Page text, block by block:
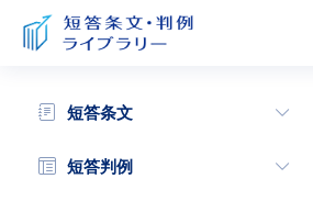
短答条文
短答判例